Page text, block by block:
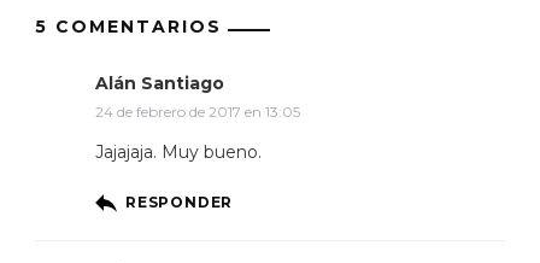
5 COMENTARIOS
Alán Santiago
24 de febrero de 2017 en 13:05
Jajajaja. Muy bueno.
RESPONDER